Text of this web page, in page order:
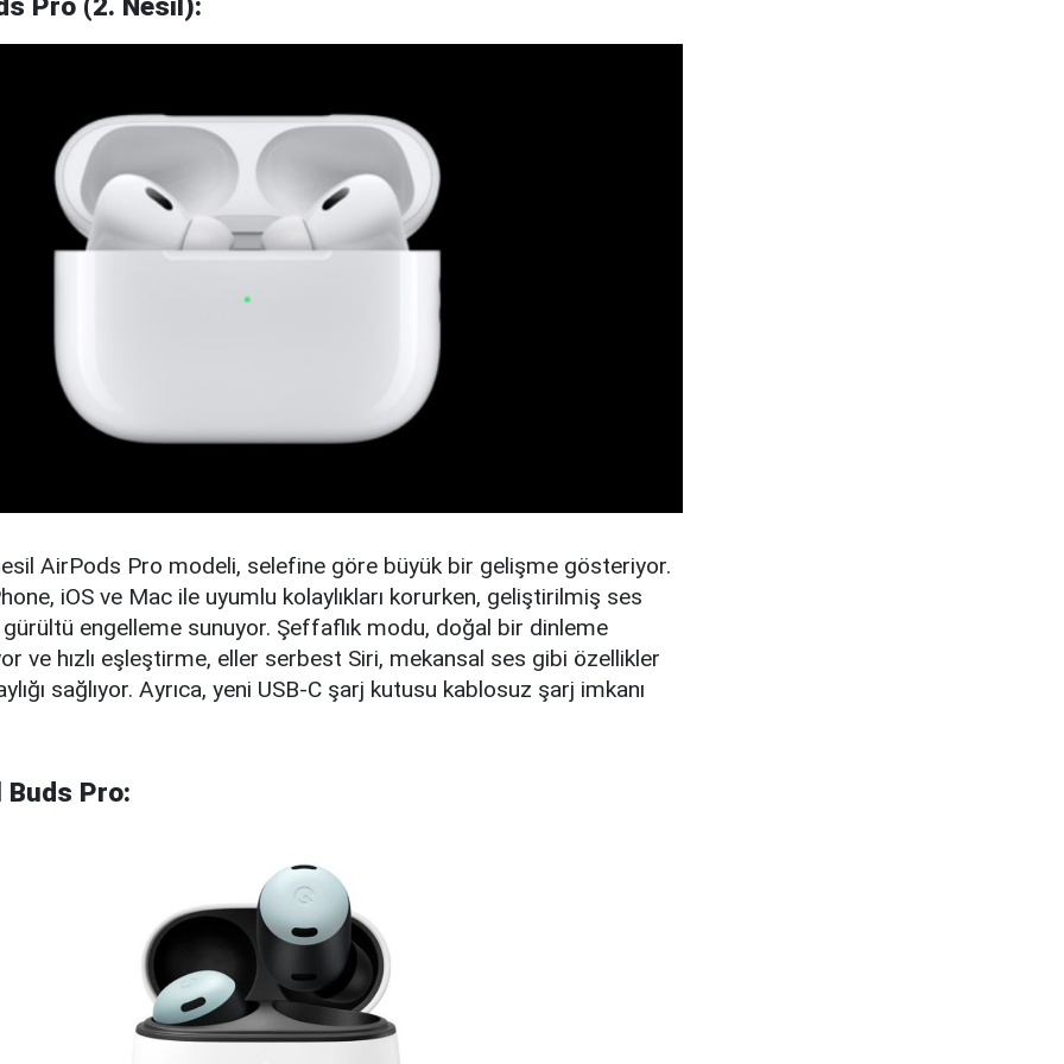
Pro (2. Nesil):
AirPods Pro modeli, selefine göre büyük bir gelişme gösteriyor.
iOS ve Mac ile uyumlu kolaylıkları korurken, geliştirilmiş ses
engelleme sunuyor. Şeffaflık modu, doğal bir dinleme
ve hızlı eşleştirme, eller serbest Siri, mekansal ses gibi özellikler
sağlıyor. Ayrıca, yeni USB-C şarj kutusu kablosuz şarj imkanı
Buds Pro: